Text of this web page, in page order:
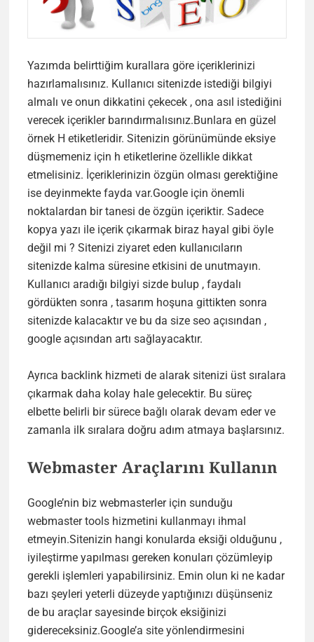
Yazımda belirttiğim kurallara göre içeriklerinizi
hazırlamalısınız. Kullanıcı sitenizde istediği bilgiyi
almalı ve onun dikkatini çekecek , ona asıl istediğini
verecek içerikler barındırmalısınız.Bunlara en güzel
örnek H etiketleridir. Sitenizin görünümünde eksiye
düşmemeniz için h etiketlerine özellikle dikkat
etmelisiniz. İçeriklerinizin özgün olması gerektiğine
ise deyinmekte fayda var.Google için önemli
noktalardan bir tanesi de özgün içeriktir. Sadece
kopya yazı ile içerik çıkarmak biraz hayal gibi öyle
değil mi ? Sitenizi ziyaret eden kullanıcıların
sitenizde kalma süresine etkisini de unutmayın.
Kullanıcı aradığı bilgiyi sizde bulup , faydalı
gördükten sonra , tasarım hoşuna gittikten sonra
sitenizde kalacaktır ve bu da size seo açısından ,
google açısından artı sağlayacaktır.
Ayrıca backlink hizmeti de alarak sitenizi üst sıralara
çıkarmak daha kolay hale gelecektir. Bu süreç
elbette belirli bir sürece bağlı olarak devam eder ve
zamanla ilk sıralara doğru adım atmaya başlarsınız.
Webmaster Araçlarını Kullanın
Google’nin biz webmasterler için sunduğu
webmaster tools hizmetini kullanmayı ihmal
etmeyin.Sitenizin hangi konularda eksiği olduğunu ,
iyileştirme yapılması gereken konuları çözümleyip
gerekli işlemleri yapabilirsiniz. Emin olun ki ne kadar
bazı şeyleri yeterli düzeyde yaptığınızı düşünseniz
de bu araçlar sayesinde birçok eksiğinizi
gidereceksiniz.Google’a site yönlendirmesini